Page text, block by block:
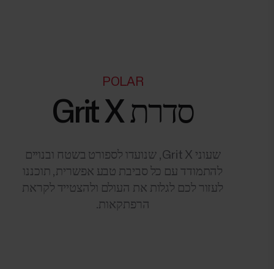
POLAR
סדרת Grit X
שעוני Grit X, שנועדו לספורט בשטח ובנויים
להתמודד עם כל סביבת טבע אפשרית, תוכננו
לעזור לכם לגלות את העולם ולהצטייד לקראת
הרפתקאות.